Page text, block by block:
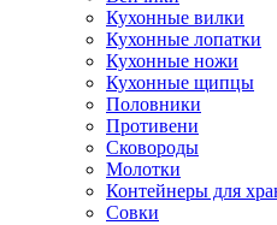
Кухонные вилки
Кухонные лопатки
Кухонные ножи
Кухонные щипцы
Половники
Противени
Сковороды
Молотки
Контейнеры для
Совки